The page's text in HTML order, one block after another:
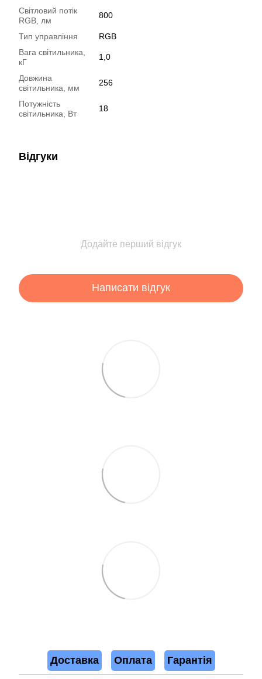
Світловий потік
RGB, лм
800
Тип управління
RGB
Вага світильника,
кГ
1,0
Довжина
світильника, мм
256
Потужність
світильника, Вт
18
Відгуки
Додайте перший відгук
Написати відгук
Доставка Оплата Гарантія